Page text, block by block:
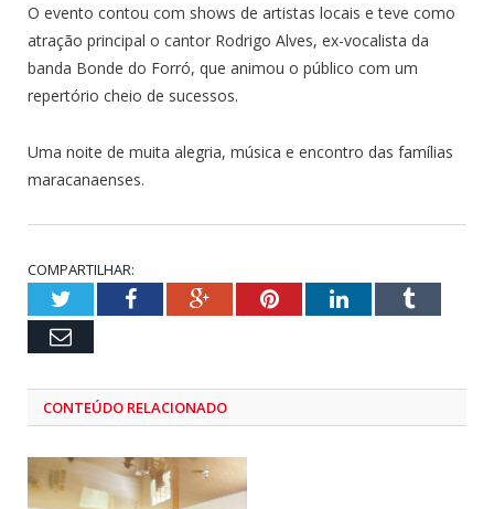
O evento contou com shows de artistas locais e teve como
atração principal o cantor Rodrigo Alves, ex-vocalista da
banda Bonde do Forró, que animou o público com um
repertório cheio de sucessos.
Uma noite de muita alegria, música e encontro das famílias
maracanaenses.
COMPARTILHAR:
TwitterFacebookGoogle+PinterestLinkedInTumblr
Email
CONTEÚDO RELACIONADO